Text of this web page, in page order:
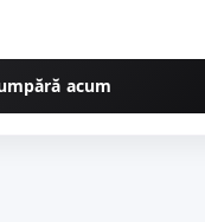
acum